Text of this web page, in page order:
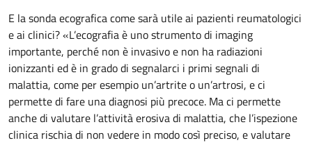
E la sonda ecografica come sarà utile ai pazienti reumatologici
e ai clinici? «L’ecografia è uno strumento di imaging
importante, perché non è invasivo e non ha radiazioni
ionizzanti ed è in grado di segnalarci i primi segnali di
malattia, come per esempio un’artrite o un’artrosi, e ci
permette di fare una diagnosi più precoce. Ma ci permette
anche di valutare l’attività erosiva di malattia, che l’ispezione
clinica rischia di non vedere in modo così preciso, e valutare